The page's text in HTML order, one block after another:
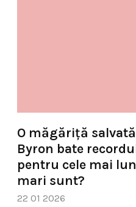
O măgăriță
Byron bate
pentru cele mai
mari sunt?
22 01 2026